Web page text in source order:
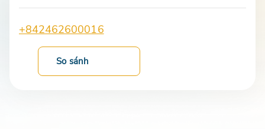
+842462600016
So sánh